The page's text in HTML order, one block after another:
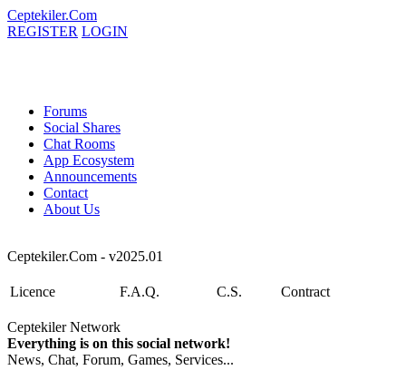
Ceptekiler.Com
REGISTER LOGIN
Forums
Social Shares
Chat Rooms
App Ecosystem
Announcements
Contact
About Us
Ceptekiler.Com - v2025.01
Licence F.A.Q. C.S. Contract
Ceptekiler Network
Everything is on this social network!
News, Chat, Forum, Games, Services...